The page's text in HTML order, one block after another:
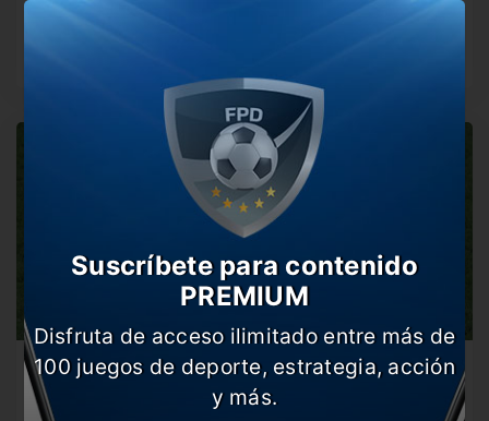
El técnico portugués ratificó su continuidad en la loba
Sevilla vs Roma: formaciones confirmadas
Budapest espera por el gran campeón de la Europa
Suscríbete para contenido
PREMIUM
Disfruta de acceso ilimitado entre más de
100 juegos de deporte, estrategia, acción
y más.